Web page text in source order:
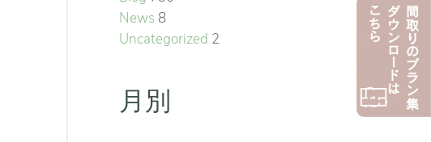
News 8
Uncategorized 2
月別